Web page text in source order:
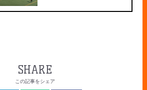
SHARE
この記事をシェア